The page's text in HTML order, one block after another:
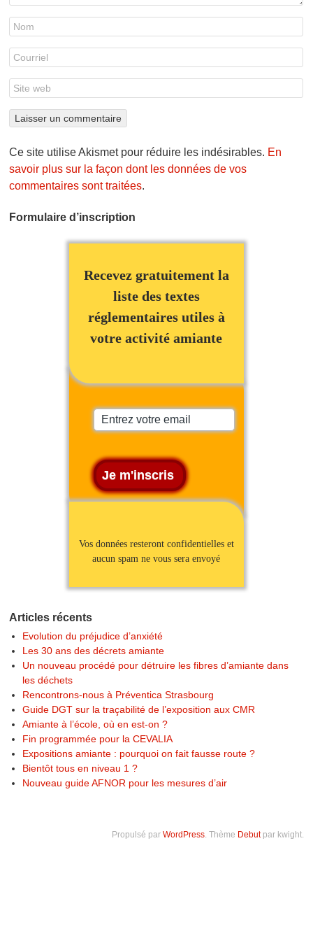
Ce site utilise Akismet pour réduire les indésirables. En
savoir plus sur la façon dont les données de vos
commentaires sont traitées.
Formulaire d’inscription
Recevez gratuitement la
liste des textes
réglementaires utiles à
votre activité amiante
Vos données resteront confidentielles et
aucun spam ne vous sera envoyé
Articles récents
Evolution du préjudice d’anxiété
Les 30 ans des décrets amiante
Un nouveau procédé pour détruire les fibres d’amiante dans
les déchets
Rencontrons-nous à Préventica Strasbourg
Guide DGT sur la traçabilité de l’exposition aux CMR
Amiante à l’école, où en est-on ?
Fin programmée pour la CEVALIA
Expositions amiante : pourquoi on fait fausse route ?
Bientôt tous en niveau 1 ?
Nouveau guide AFNOR pour les mesures d’air
Propulsé par WordPress. Thème Debutpar kwight.